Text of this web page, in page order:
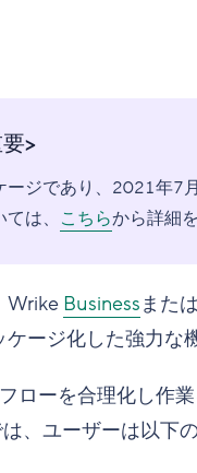
>
ージであり、2021年7
は、 こちらから詳細
Wrike Businessまたは
ージ化した強力な
ローを合理化し作
、ユーザーは以下